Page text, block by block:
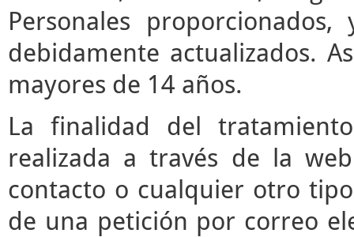
Personales
debidamente actualizados.
mayores de 14 años.
La finalidad del
realizada a través de la
contacto o cualquier otro
de una petición por correo